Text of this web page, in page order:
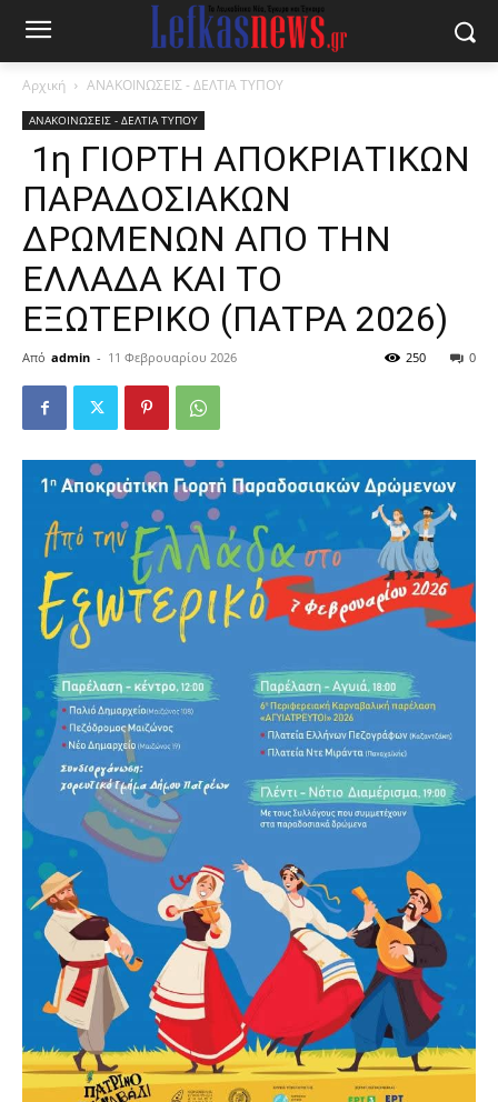
Αρχική ΑΝΑΚΟΙΝΩΣΕΙΣ - ΔΕΛΤΙΑ ΤΥΠΟΥ
ΑΝΑΚΟΙΝΩΣΕΙΣ - ΔΕΛΤΙΑ ΤΥΠΟΥ
1η ΓΙΟΡΤΗ ΑΠΟΚΡΙΑΤΙΚΩΝ
ΠΑΡΑΔΟΣΙΑΚΩΝ
ΔΡΩΜΕΝΩΝ ΑΠΟ ΤΗΝ
ΕΛΛΑΔΑ ΚΑΙ ΤΟ
ΕΞΩΤΕΡΙΚΟ (ΠΑΤΡΑ 2026)
Από admin - 11 Φεβρουαρίου 2026 0
250